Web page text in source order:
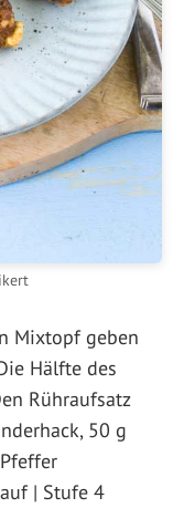
Mixtopf geben
Hälfte des
Rühraufsatz
50 g
Pfeffer
| Stufe 4